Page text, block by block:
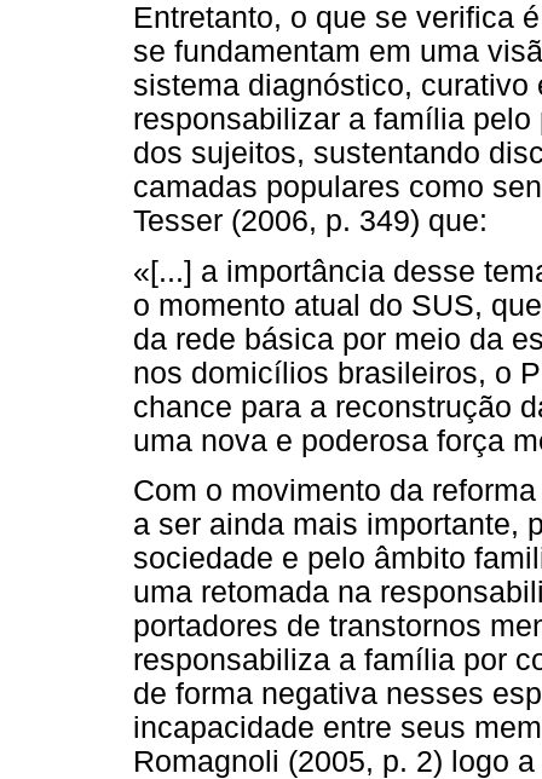
Entretanto, o que se verifica
se fundamentam em uma
sistema diagnóstico,
responsabilizar a família
dos sujeitos, sustentando
camadas populares como
Tesser (2006, p. 349) que:
«[...] a importância desse
o momento atual do SUS,
da rede básica por meio da
nos domicílios brasileiros, o
chance para a reconstrução
uma nova e poderosa força
Com o movimento da
a ser ainda mais importante,
sociedade e pelo âmbito
uma retomada na
portadores de transtornos
responsabiliza a família por
de forma negativa nesses
incapacidade entre seus
Romagnoli (2005, p. 2) logo